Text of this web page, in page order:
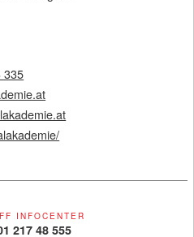
335
INFOCENTER
217 48 555
Cookies. Session-
Website-Besuches